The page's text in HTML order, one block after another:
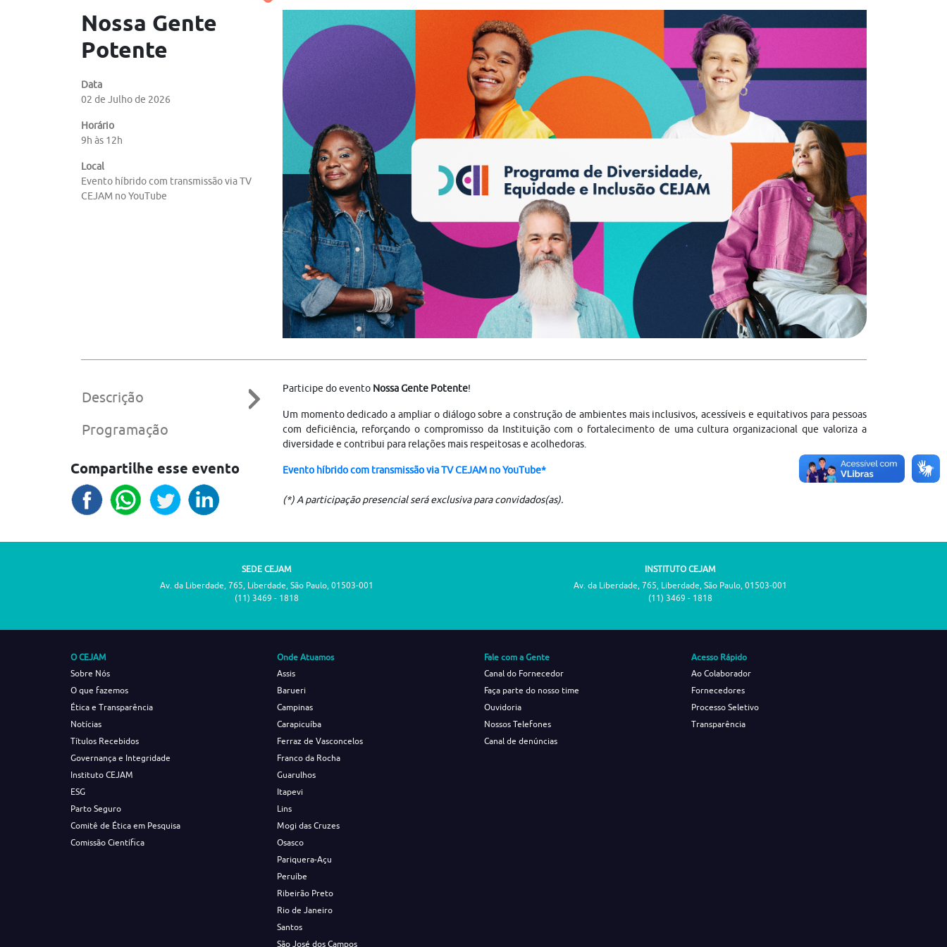
Nossa Gente
Potente
Data
02 de Julho de 2026
Horário
9h às 12h
Local
Evento híbrido com transmissão via TV
CEJAM no YouTube
Descrição
Programação
Compartilhe esse evento
Participe do evento Nossa Gente Potente!
Um momento dedicado a ampliar o diálogo sobre a construção de ambientes mais inclusivos, acessíveis e equitativos para pessoas
com deficiência, reforçando o compromisso da Instituição com o fortalecimento de uma cultura organizacional que valoriza a
diversidade e contribui para relações mais respeitosas e acolhedoras.
Evento híbrido com transmissão via TV CEJAM no YouTube*
(*) A participação presencial será exclusiva para convidados(as).
SEDE CEJAM
Av. da Liberdade, 765, Liberdade, São Paulo, 01503-001
(11) 3469 - 1818
INSTITUTO CEJAM
Av. da Liberdade, 765, Liberdade, São Paulo, 01503-001
(11) 3469 - 1818
O CEJAM
Sobre Nós
O que fazemos
Ética e Transparência
Notícias
Títulos Recebidos
Governança e Integridade
Instituto CEJAM
ESG
Parto Seguro
Comitê de Ética em Pesquisa
Comissão Científica
Onde Atuamos
Assis
Barueri
Campinas
Carapicuíba
Ferraz de Vasconcelos
Franco da Rocha
Guarulhos
Itapevi
Lins
Mogi das Cruzes
Osasco
Pariquera-Açu
Peruíbe
Ribeirão Preto
Rio de Janeiro
Santos
São José dos Campos
Fale com a Gente
Canal do Fornecedor
Faça parte do nosso time
Ouvidoria
Nossos Telefones
Canal de denúncias
Acesso Rápido
Ao Colaborador
Fornecedores
Processo Seletivo
Transparência